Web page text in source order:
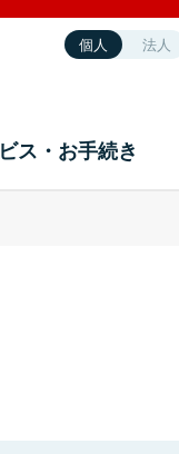
個人 法人
ス・お手続き